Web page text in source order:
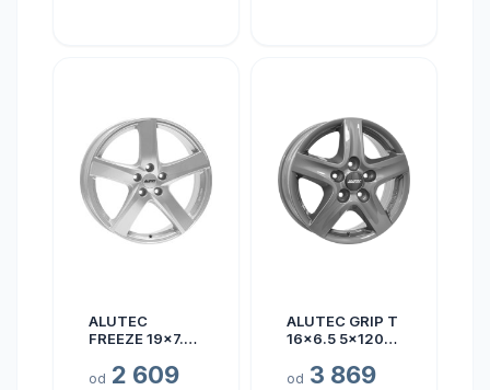
ALUTEC
FREEZE 19x7.5
od 2 609
ALUTEC GRIP T
16x6.5 5x120
od 3 869